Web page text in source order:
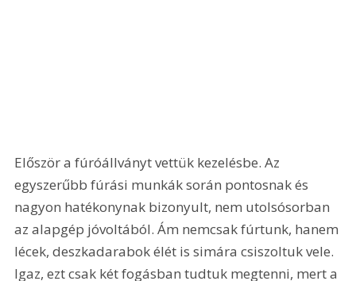
Először a fúróállványt vettük kezelésbe. Az
egyszerűbb fúrási munkák során pontosnak és
nagyon hatékonynak bizonyult, nem utolsósorban
az alapgép jóvoltából. Ám nemcsak fúrtunk, hanem
lécek, deszkadarabok élét is simára csiszoltuk vele.
Igaz, ezt csak két fogásban tudtuk megtenni, mert a